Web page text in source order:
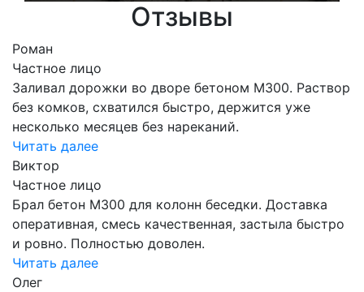
Отзывы
Роман
Частное лицо
Заливал дорожки во дворе бетоном М300. Раствор
без комков, схватился быстро, держится уже
несколько месяцев без нареканий.
Читать далее
Виктор
Частное лицо
Брал бетон М300 для колонн беседки. Доставка
оперативная, смесь качественная, застыла быстро
и ровно. Полностью доволен.
Читать далее
Олег